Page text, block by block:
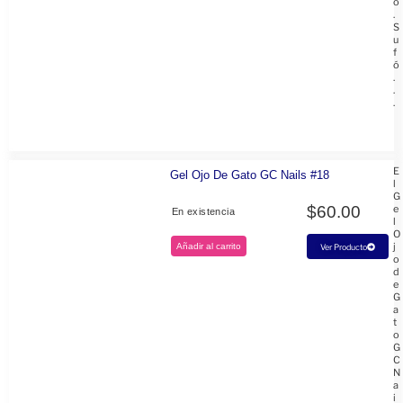
.
S
u
f
ó
.
.
.
Gel Ojo De Gato GC Nails #18
En existencia $60.00
Añadir al carrito Ver Producto
E
l
G
e
l
O
j
o
d
e
G
a
t
o
G
C
N
a
i